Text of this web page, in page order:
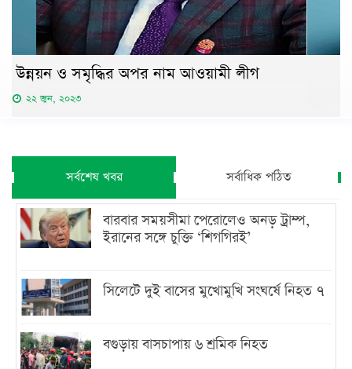
উন্নয়ন ও সমৃদ্ধির অপর নাম আওয়ামী লীগ
২২ জুন, ২০২৩
সর্বশেষ খবর সর্বাধিক পঠিত
বারবার সময়সীমা পেরোলেও অনড় ট্রাম্প,
ইরানের সঙ্গে চুক্তি ‘শিগগিরই’
সিলেটে দুই বাসের মুখোমুখি সংঘর্ষে নিহত ৭
বগুড়ায় বাসচাপায় ৬ শ্রমিক নিহত